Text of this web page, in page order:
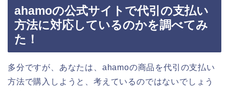
ahamoの公式サイトで代引の支払い
方法に対応しているのかを調べてみ
た！
多分ですが、あなたは、ahamoの商品を代引の支払い
方法で購入しようと、考えているのではないでしょう